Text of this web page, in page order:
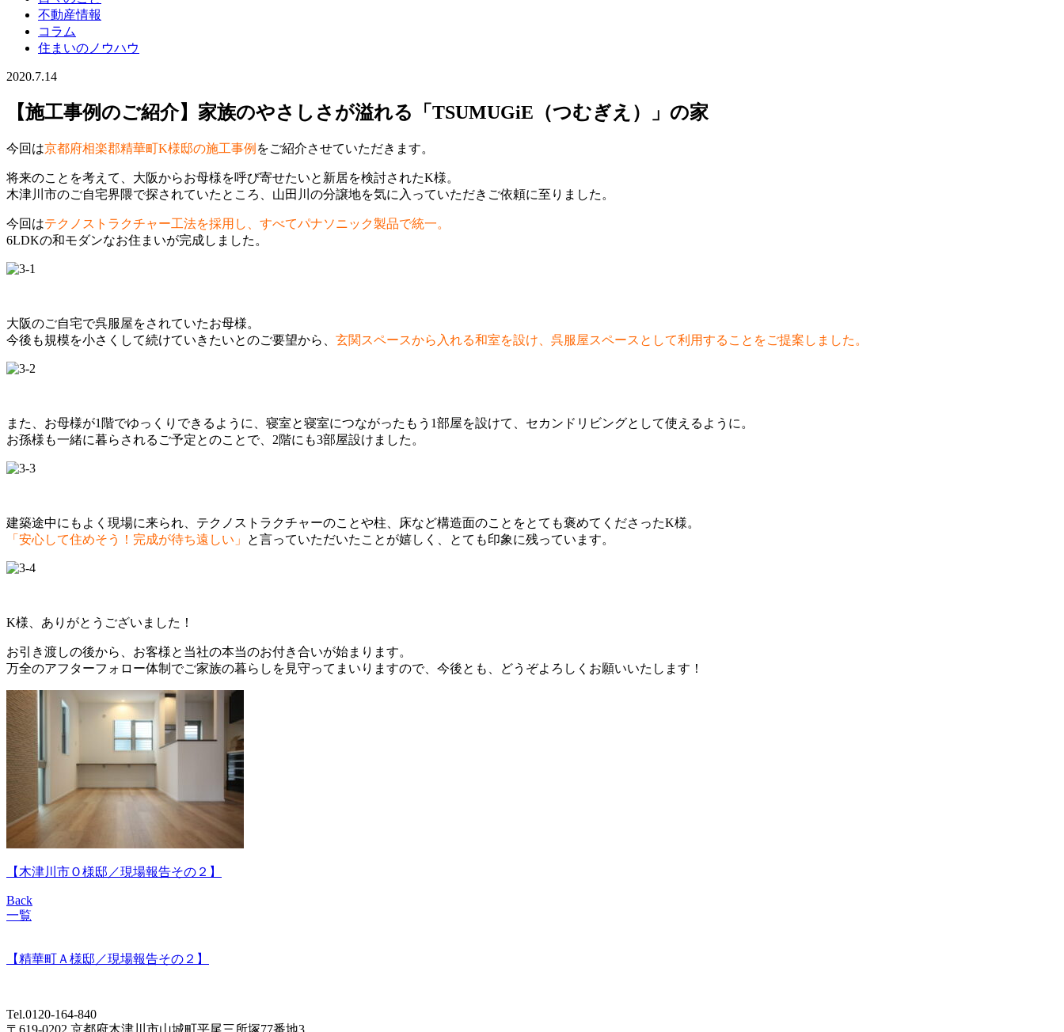
不動産情報
コラム
住まいのノウハウ
2020.7.14
【施工事例のご紹介】家族のやさしさが溢れる「TSUMUGiE（つむぎえ）」の家
今回は京都府相楽郡精華町K様邸の施工事例 をご紹介させていただきます。
将来のことを考えて、大阪からお母様を呼び寄せたいと新居を検討されたK様。
木津川市のご自宅界隈で探されていたところ、山田川の分譲地を気に入っていただきご依頼に至りました。
今回はテクノストラクチャー工法を採用し、すべてパナソニック製品で統一。
6LDKの和モダンなお住まいが完成しました。
大阪のご自宅で呉服屋をされていたお母様。
今後も規模を小さくして続けていきたいとのご要望から、 玄関スペースから入れる和室を設け、呉服屋スペースとして利用することをご提案しました。
また、お母様が1階でゆっくりできるように、寝室と寝室につながったもう1部屋を設けて、セカンドリビングとして使えるように。
お孫様も一緒に暮らされるご予定とのことで、2階にも3部屋設けました。
建築途中にもよく現場に来られ、テクノストラクチャーのことや柱、床など構造面のことをとても褒めてくださったK様。
「安心して住めそう！完成が待ち遠しい」
と言っていただいたことが嬉しく、とても印象に残っています。
K様、ありがとうございました！
お引き渡しの後から、お客様と当社の本当のお付き合いが始まります。
万全のアフターフォロー体制でご家族の暮らしを見守ってまいりますので、今後とも、どうぞよろしくお願いいたします！
【木津川市Ｏ様邸／現場報告その２】
Back
一覧
【精華町Ａ様邸／現場報告その２】
Tel.0120-164-840